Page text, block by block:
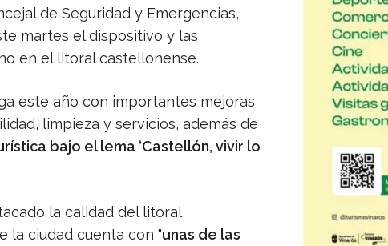
de Seguridad y Emergencias,
martes el dispositivo y las
en el litoral castellonense.
este año con importantes mejoras
limpieza y servicios, además de
bajo el lema ‘Castellón, vivir lo
la calidad del litoral
la ciudad cuenta con "unas de las